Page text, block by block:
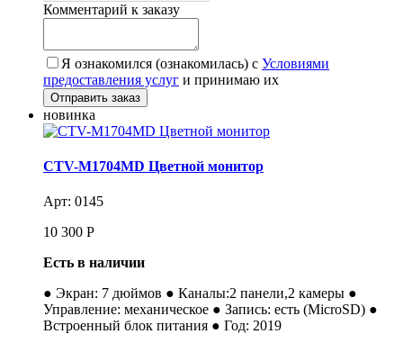
Комментарий к заказу
Я ознакомился (ознакомилась) с Условиями
предоставления услуг и принимаю их
новинка
CTV-M1704MD Цветной монитор
Арт: 0145
10 300 Р
Есть в наличии
● Экран: 7 дюймов ● Каналы:2 панели,2 камеры ●
Управление: механическое ● Запись: есть (MicroSD) ●
Встроенный блок питания ● Год: 2019